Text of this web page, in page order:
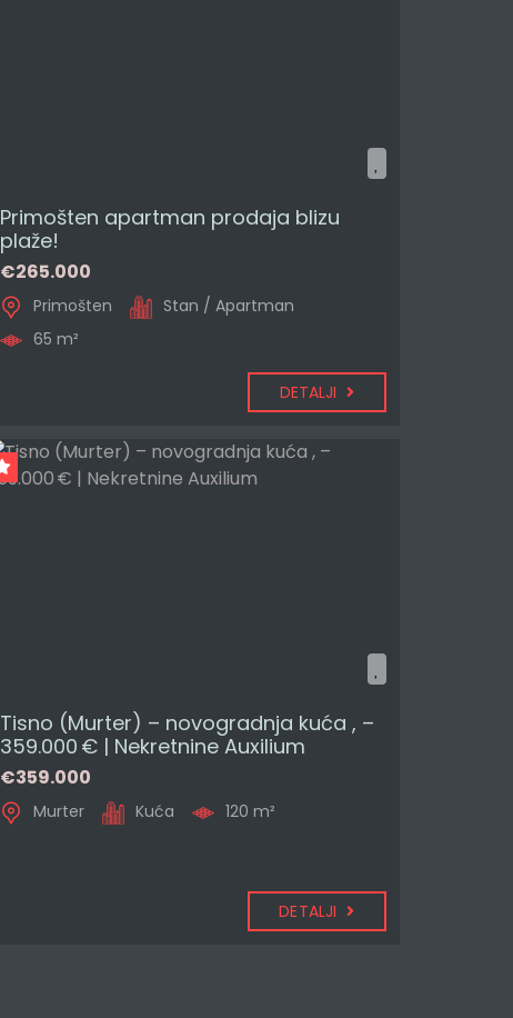
Primošten apartman prodaja blizu
plaže!
€265.000
Primošten
Stan / Apartman
65 m²
DETALJI
Tisno (Murter) – novogradnja kuća , –
359.000 € | Nekretnine Auxilium
€359.000
Murter Kuća 120 m²
DETALJI